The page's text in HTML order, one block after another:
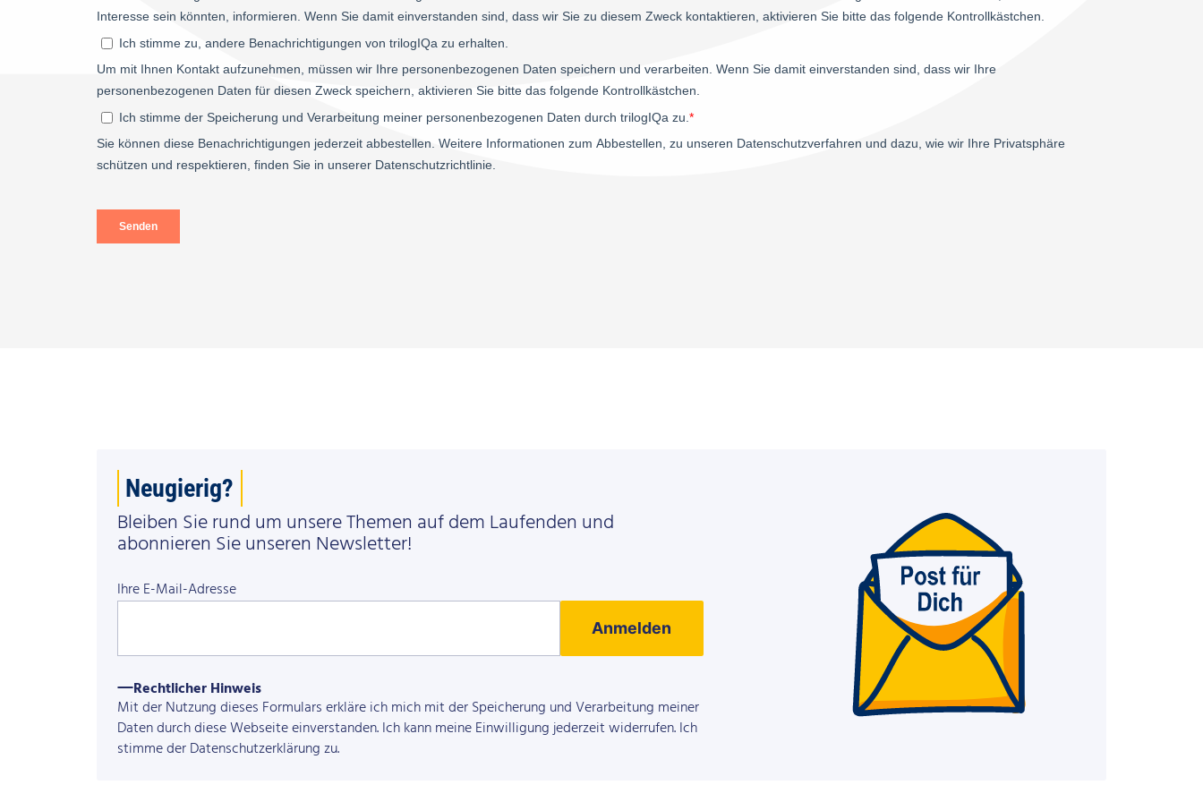
Neugierig?
Bleiben Sie rund um unsere Themen auf dem Laufenden und
abonnieren Sie unseren Newsletter!
Ihre E-Mail-Adresse
Anmelden
Rechtlicher Hinweis
Mit der Nutzung dieses Formulars erkläre ich mich mit der Speicherung und Verarbeitung meiner
Daten durch diese Webseite einverstanden. Ich kann meine Einwilligung jederzeit widerrufen. Ich
stimme derDatenschutzerklärungzu.